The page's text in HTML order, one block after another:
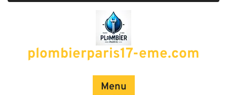
plombierparis17-eme.com
Menu